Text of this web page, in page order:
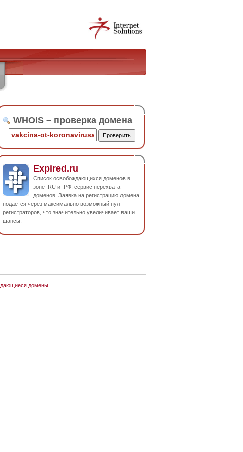
WHOIS – проверка домена
Expired.ru
Список освобождающихся доменов в
зоне .RU и .РФ, сервис перехвата
доменов. Заявка на регистрацию домена
подается через максимально возможный пул
регистраторов, что значительно увеличивает ваши
шансы.
домены